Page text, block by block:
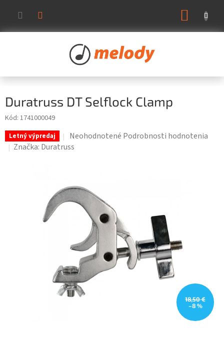
obsah
Duratruss DT Selflock Clamp
Kód: 1741000049
Letný výpredaj
Priemerné
hodnotenie
z
5
hviezdičiek.
Neohodnotené Podrobnosti hodnotenia
Značka: Duratruss
18,50 €
–8 %